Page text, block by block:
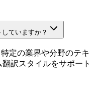
ていますか？
定の業界や分野のテキ
訳スタイルをサポート